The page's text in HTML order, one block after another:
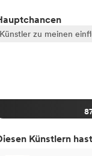
Künstler zu meinen
Künstlern